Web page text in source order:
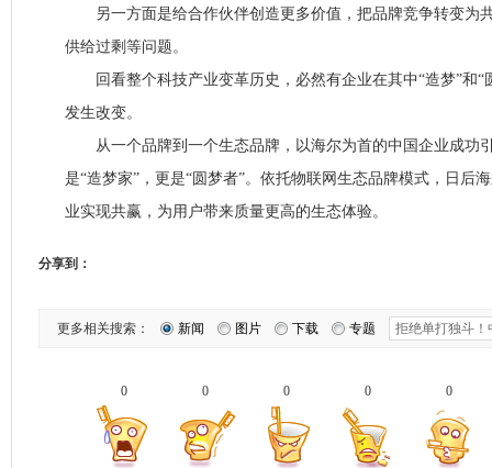
另一方面是给合作伙伴创造更多价值，把品牌竞争转变为
供给过剩等问题。
回看整个科技产业变革历史，必然有企业在其中“造梦”和“
发生改变。
从一个品牌到一个生态品牌，以海尔为首的中国企业成功
是“造梦家”，更是“圆梦者”。依托物联网生态品牌模式，日后
业实现共赢，为用户带来质量更高的生态体验。
分享到：
更多相关搜索： 新闻 图片 下载 专题
0 0 0 0 0